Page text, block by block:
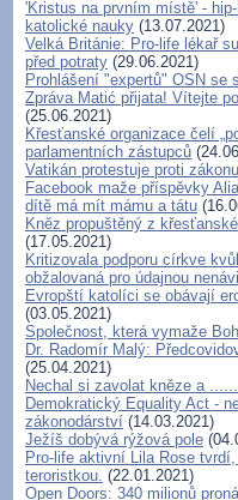
'Kristus na prvním místě' -
katolické nauky (13.07.2021)
Velká Británie: Pro-life lékař
před potraty (29.06.2021)
Prohlášení "expertů" OSN
Zpráva Matić přijata! Vítejte
(25.06.2021)
Křesťanské organizace čelí
parlamentních zástupců
Vatikán protestuje proti
Facebook maže příspěvky
dítě má mít mámu a tátu
Kněz propuštěný z
(17.05.2021)
Kritizovala podporu církve
obžalovaná pro údajnou
Evropští katolíci se obávají
(03.05.2021)
Společnost, která vymaže
Dr. Radomír Malý:
(25.04.2021)
Nechal si zavolat kněze a
Demokratický Equality Act -
zákonodárství (14.03.2021)
Ježíš dobývá rýžová pole
Pro-life aktivní Lila Rose
teroristkou. (22.01.2021)
Open Doors: 340 milionů